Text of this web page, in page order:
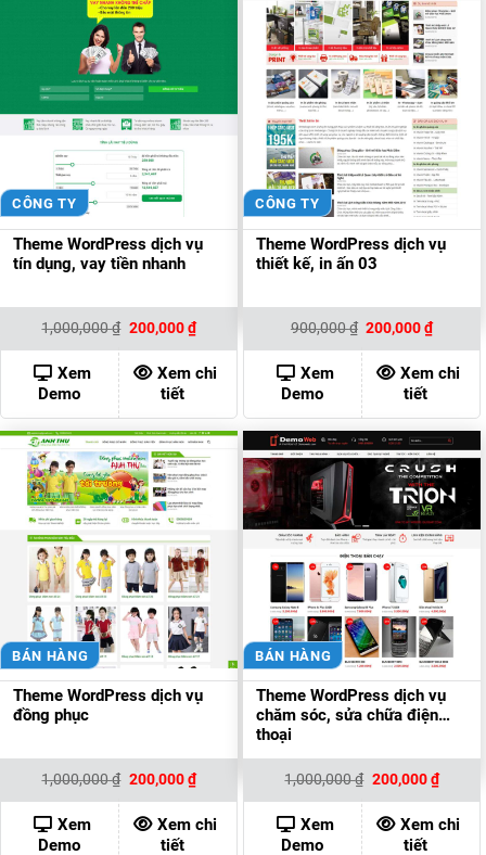
CÔNG TY
Theme WordPress dịch vụ
tín dụng, vay tiền nhanh
1,000,000₫ Giá
là:
1,000,000 ₫.
200,000₫Giá
hiện
tại
là:
200,000 ₫.
Xem
Demo
Xem chi
tiết
CÔNG TY
Theme WordPress dịch vụ
thiết kế, in ấn 03
900,000₫ Giá
là:
900,000 ₫.
200,000₫Giá
hiện
tại
là:
Xem
Demo
Xem chi
tiết
BÁN HÀNG
Theme WordPress dịch vụ
đồng phục
1,000,000₫ Giá
là:
1,000,000 ₫.
200,000₫Giá
hiện
tại
là:
200,000 ₫.
Xem
Demo
Xem chi
tiết
BÁN HÀNG
Theme WordPress dịch vụ
chăm sóc, sửa chữa điện
thoại
1,000,000₫ Giá
là:
1,000,000 ₫.
200,000₫Giá
hiện
tại
là:
Xem
Demo
Xem chi
tiết